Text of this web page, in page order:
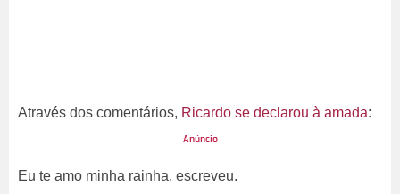
Através dos comentários, Ricardo se declarou à amada:
Eu te amo minha rainha, escreveu.